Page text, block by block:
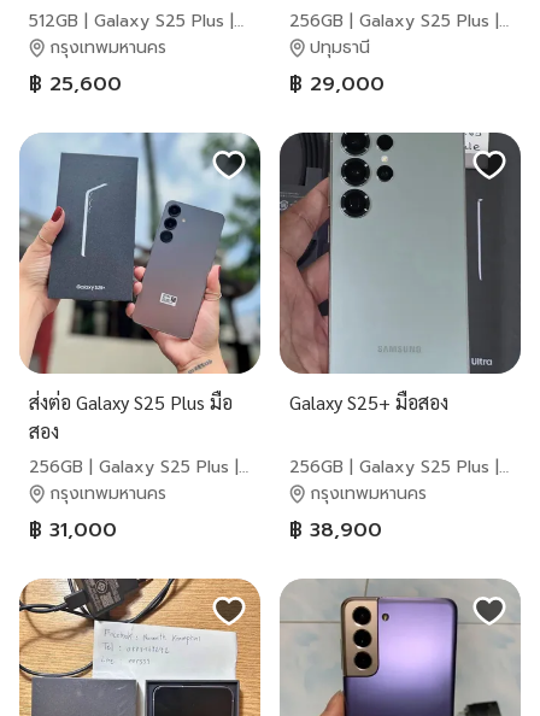
512GB | Galaxy S25 Plus |
Samsung
กรุงเทพมหานคร
฿ 25,600
256GB | Galaxy S25 Plus |
Samsung
ปทุมธานี
฿ 29,000
ส่งต่อ Galaxy S25 Plus มือ
สอง
256GB | Galaxy S25 Plus |
Samsung
กรุงเทพมหานคร
฿ 31,000
Galaxy S25+ มือสอง
256GB | Galaxy S25 Plus |
Samsung
กรุงเทพมหานคร
฿ 38,900